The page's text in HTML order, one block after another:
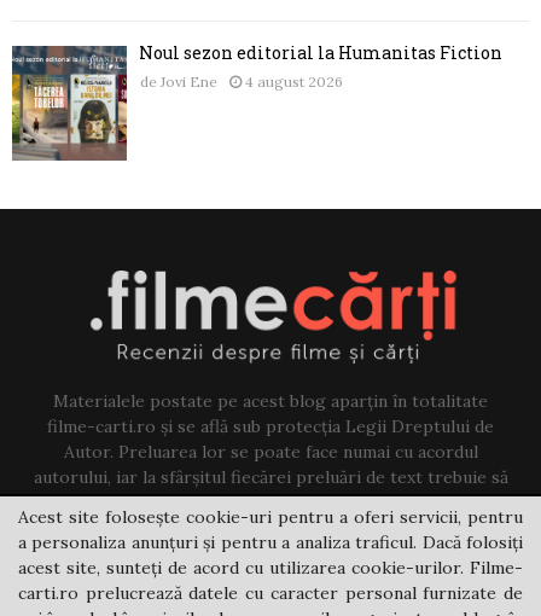
Noul sezon editorial la Humanitas Fiction
de Jovi Ene 4 august 2026
Materialele postate pe acest blog aparțin în totalitate
filme-carti.ro și se află sub protecția Legii Dreptului de
Autor. Preluarea lor se poate face numai cu acordul
autorului, iar la sfârșitul fiecărei preluări de text trebuie să
existe un link către acest blog.
Contact us:jovi@filme-carti.ro
Acest site folosește cookie-uri pentru a oferi servicii, pentru
a personaliza anunțuri și pentru a analiza traficul. Dacă folosiți
acest site, sunteți de acord cu utilizarea cookie-urilor. Filme-
carti.ro prelucrează datele cu caracter personal furnizate de